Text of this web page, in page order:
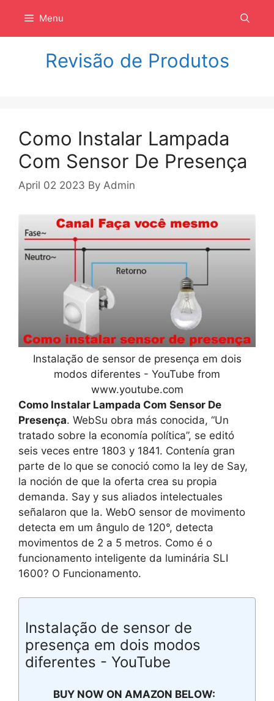
isi
Menu
Revisão de Produtos
Como Instalar Lampada
Com Sensor De Presença
April 02 2023 By Admin
Instalação de sensor de presença em dois
modos diferentes - YouTube from
www.youtube.com
Como Instalar Lampada Com Sensor De
Presença. WebSu obra más conocida, “Un
tratado sobre la economía política”, se editó
seis veces entre 1803 y 1841. Contenía gran
parte de lo que se conoció como la ley de Say,
la noción de que la oferta crea su propia
demanda. Say y sus aliados intelectuales
señalaron que la. WebO sensor de movimento
detecta em um ângulo de 120°, detecta
movimentos de 2 a 5 metros. Como é o
funcionamento inteligente da luminária SLI
1600? O Funcionamento.
Instalação de sensor de
presença em dois modos
diferentes - YouTube
BUY NOW ON AMAZON BELOW: